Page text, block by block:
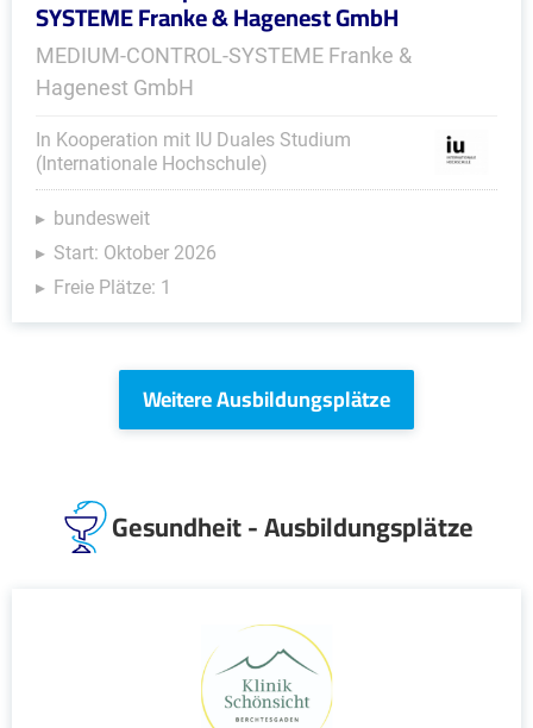
SYSTEME Franke & Hagenest GmbH
MEDIUM-CONTROL-SYSTEME Franke &
Hagenest GmbH
In Kooperation mit IU Duales Studium
(Internationale Hochschule)
bundesweit
Start: Oktober 2026
Freie Plätze: 1
Weitere Ausbildungsplätze
Gesundheit - Ausbildungsplätze